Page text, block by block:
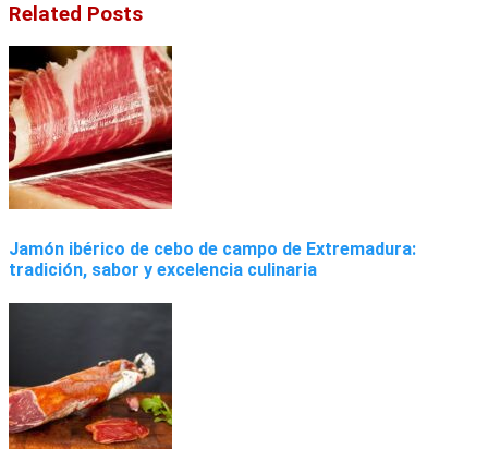
Related Posts
Jamón ibérico de cebo de campo de Extremadura:
tradición, sabor y excelencia culinaria